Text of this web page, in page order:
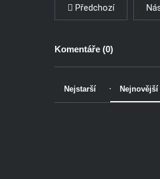
Předchozí
Komentáře (0)
Nejstarší Nejnovější